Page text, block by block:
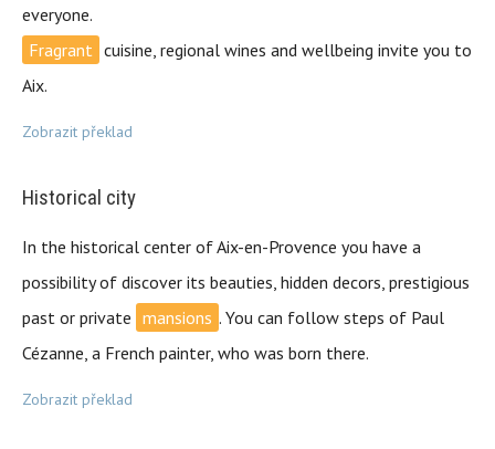
everyone.
Fragrant cuisine, regional wines and wellbeing invite you to
Aix.
Zobrazit překlad
Historical city
In the historical center of Aix-en-Provence you have a
possibility of discover its beauties, hidden decors, prestigious
past or private mansions . You can follow steps of Paul
Cézanne, a French painter, who was born there.
Zobrazit překlad